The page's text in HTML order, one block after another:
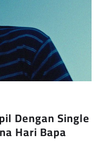
Dengan Single
Hari Bapa